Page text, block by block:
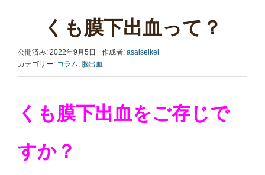
くも膜下出血って？
公開済み: 2022年9月5日 作成者: asaiseikei
カテゴリー: コラム 脳出血
くも膜下出血をご存じで
すか？